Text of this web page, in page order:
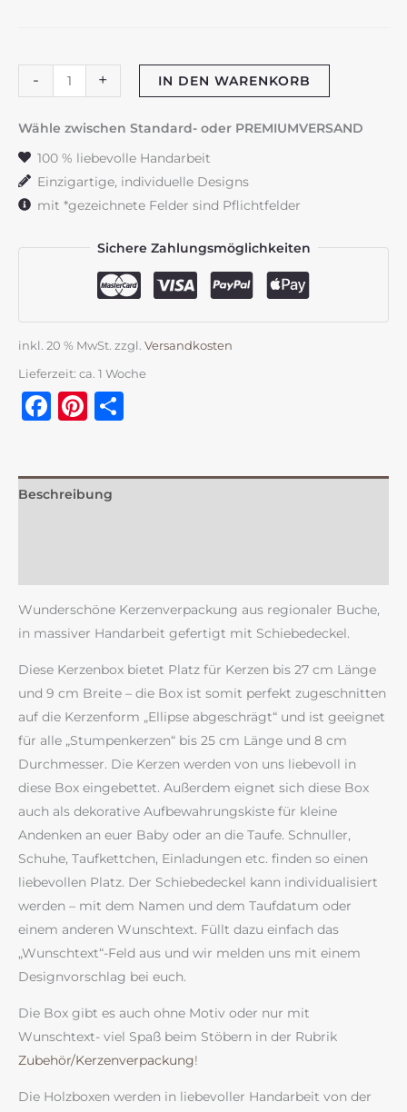
-
Kerzenverpackung
"Holzbox
Fuchs"
+ IN DEN WARENKORB
Wähle zwischen Standard- oder PREMIUMVERSAND
100 % liebevolle Handarbeit
Einzigartige, individuelle Designs
mit *gezeichnete Felder sind Pflichtfelder
Sichere Zahlungsmöglichkeiten
inkl. 20 % MwSt. zzgl. Versandkosten
Lieferzeit: ca. 1 Woche
Facebook
Pinterest
Beschreibung
Wunderschöne Kerzenverpackung aus regionaler Buche,
in massiver Handarbeit gefertigt mit Schiebedeckel.
Diese Kerzenbox bietet Platz für Kerzen bis 27 cm Länge
und 9 cm Breite – die Box ist somit perfekt zugeschnitten
auf die Kerzenform „Ellipse abgeschrägt“ und ist geeignet
für alle „Stumpenkerzen“ bis 25 cm Länge und 8 cm
Durchmesser. Die Kerzen werden von uns liebevoll in
diese Box eingebettet. Außerdem eignet sich diese Box
auch als dekorative Aufbewahrungskiste für kleine
Andenken an euer Baby oder an die Taufe. Schnuller,
Schuhe, Taufkettchen, Einladungen etc. finden so einen
liebevollen Platz. Der Schiebedeckel kann individualisiert
werden – mit dem Namen und dem Taufdatum oder
einem anderen Wunschtext. Füllt dazu einfach das
„Wunschtext“-Feld aus und wir melden uns mit einem
Designvorschlag bei euch.
Die Box gibt es auch ohne Motiv oder nur mit
Wunschtext- viel Spaß beim Stöbern in der Rubrik
Zubehör/Kerzenverpackung!
Die Holzboxen werden in liebevoller Handarbeit von der